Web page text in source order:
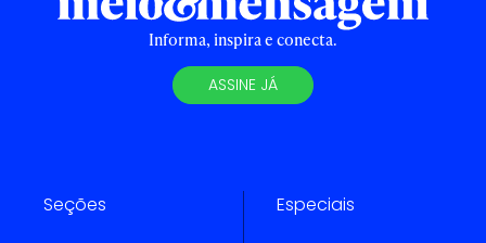
Informa, inspira e conecta.
ASSINE JÁ
Seções Especiais